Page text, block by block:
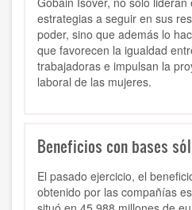
estrategias a seguir en sus
poder, sino que además lo
que favorecen la igualdad
trabajadoras e impulsan la
laboral de las mujeres.
Beneficios con bases
El pasado ejercicio, el
obtenido por las compañías